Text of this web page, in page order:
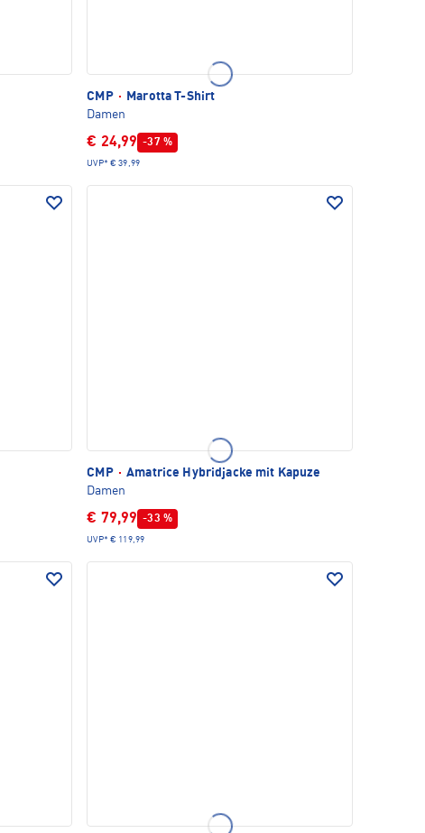
CMP ·
Marotta T-Shirt
Damen
€ 24,99 -37 %
UVP* € 39,99
CMP · Amatrice Hybridjacke mit Kapuze
Damen
€ 79,99 -33 %
UVP* € 119,99